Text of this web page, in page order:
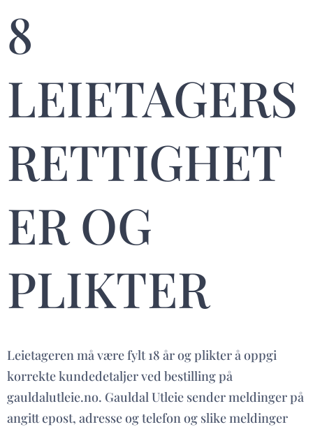
8
LEIETAGERS
RETTIGHET
ER OG
PLIKTER
Leietageren må være fylt 18 år og plikter å oppgi
korrekte kundedetaljer ved bestilling på
gauldalutleie.no. Gauldal Utleie sender meldinger på
angitt epost, adresse og telefon og slike meldinger